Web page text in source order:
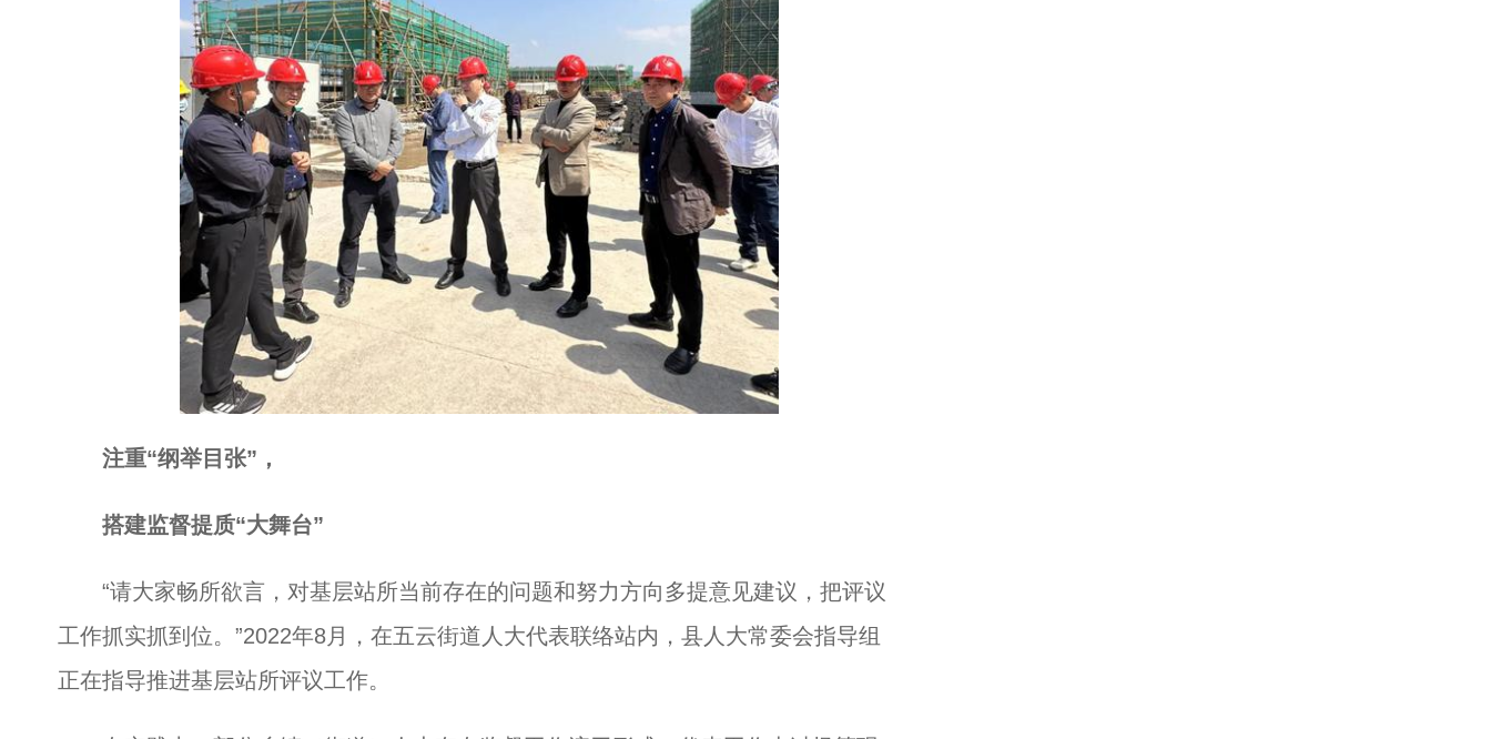
注重“纲举目张”，
搭建监督提质“大舞台”
“请大家畅所欲言，对基层站所当前存在的问题和努力方向多提意见建议，把评议
工作抓实抓到位。”2022年8月，在五云街道人大代表联络站内，县人大常委会指导组
正在指导推进基层站所评议工作。